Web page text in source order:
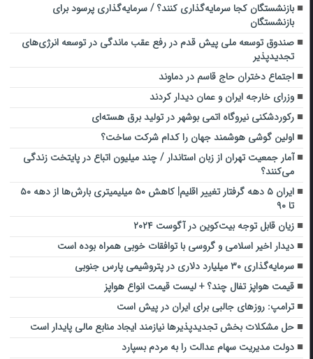
بازنشستگان کجا سرمایه‌گذاری کنند؟ / سرمایه‌گذاری پرسود برای
بازنشستگان
صندوق ‌توسعه ملی پیش قدم در رفع عقب ماندگی در توسعه انرژی‌های
تجدیدپذیر
اجتماع دختران حاج قاسم در دماوند
وزرای خارجه ایران و عمان دیدار کردند
رکوردشکنی نیروگاه اتمی بوشهر در تولید برق هسته‌ای
اولین گوشی هوشمند جهان را کدام شرکت ساخت؟
آمار جمعیت تهران از زبان استاندار / چند میلیون اتباع در پایتخت زندگی
می‌کنند؟
ایران ۵ دهه گرفتار تغییر اقلیم| کاهش ۵۰ میلیمیتری بارش‌ها از دهه ۵۰
تا ۹۰
زیان قابل توجه بیت‌کوین در آگوست ۲۰۲۴
دیدار اخیر اسلامی و گروسی با توافقات خوبی همراه بوده است
سرمایه‌گذاری ۳۰ میلیارد دلاری در پتروشیمی پارس جنوبی
قیمت هواپز تفال چند؟ + لیست قیمت انواع هواپز
ترامپ: روزهای جالبی برای ایران در پیش است
حل مشکلات بخش تجدیدپذیرها نیازمند ایجاد منابع مالی پایدار است
دولت مدیریت سهام عدالت را به مردم بسپارد